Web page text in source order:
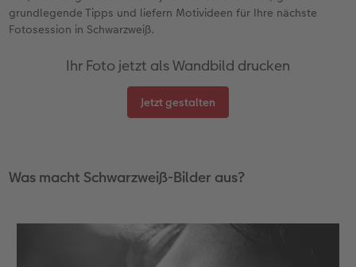
Kundenbeispiele
CEWE myPhotos
Neuheiten
Fotos digitalisieren
Neuheiten
hexxas
Wandgestaltung
Extras
Fotokarten
Karte mit Einsteckfoto
Neuheiten
Haustierwelt
Kundenbeispiele
CEWE myPhotos
Foto- & Bastelkalender
grundlegende Tipps und liefern Motivideen für Ihre nächste
Fotosession in Schwarzweiß.
Ihr Foto jetzt als Wandbild drucken
Jetzt gestalten
Was macht Schwarzweiß-Bilder aus?